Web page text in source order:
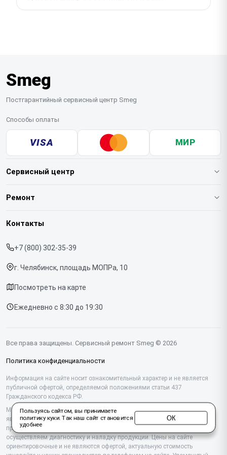
креплений во время разборки.
ремонта. Ходовые детали для Smeg всегда есть в
освободить духовой шкаф от лишних аксессуаров
и обеспечить свободный доступ к розетке.
Smeg
Постгарантийный сервисный центр Smeg
Способы оплаты
VISA МИР
Сервисный центр
О нашем сервисе
Срочный ремонт
Доставка и способы оплаты
Диагностика
Контакты
Ремонт
Кофемашин
Винных шкафов
Вакууматоров
Вытяжек
Миксеров
Соковыжималок
Контакты
+7 (800) 302-35-39
г. Челябинск, площадь МОПРа, 10
Посмотреть на карте
Ежедневно с 8:30 до 19:30
Все права защищены. Сервисный ремонт Smeg © 2026
Политика конфиденциальности
Информация на сайте носит ознакомительный характер и не является
публичной офертой, определяемой положениями статьи 437
Гражданского кодекса РФ.
Мы специализируемся на обслуживании и ремонте техники Smeg, но не
являемся их официальным представителем. Предоставляем
профессиональные услуги после истечения гарантии, а также
осуществляем диагностику и наладку продукции. Цены на сайте
ориентировочные и не являются офертой, актуальную стоимость
Пользуясь сайтом, вы принимаете
политику куки. Так наш сайт становится
удобнее
ОК